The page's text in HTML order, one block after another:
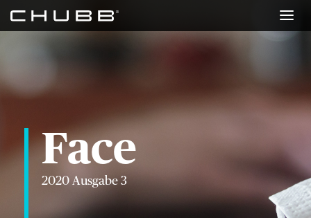
Risk Newsletter
chubb.com/de
Face
2020 Ausgabe 3